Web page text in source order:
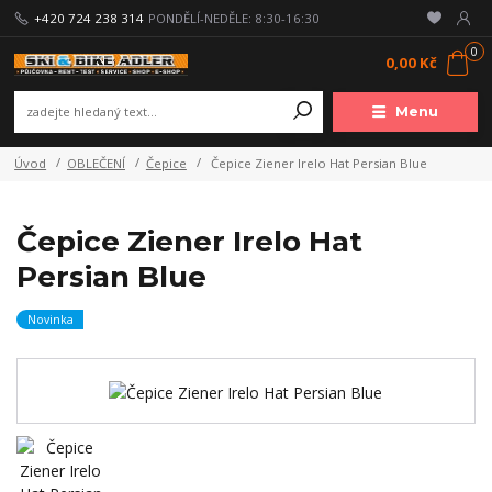
Menu
+420 724 238 314 PONDĚLÍ-NEDĚLE: 8:30-16:30
0
0,00 Kč
Úvod OBLEČENÍ Čepice Čepice Ziener Irelo Hat Persian Blue
Čepice Ziener Irelo Hat
Persian Blue
Novinka